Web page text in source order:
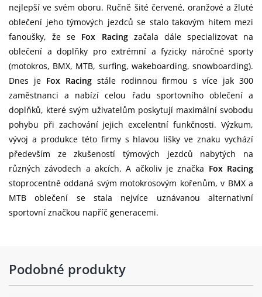
nejlepší ve svém oboru. Ručně šité červené, oranžové a žluté
oblečení jeho týmových jezdců se stalo takovým hitem mezi
fanoušky, že se Fox Racingzačala dále specializovat na
oblečení a doplňky pro extrémní a fyzicky náročné sporty
(motokros, BMX, MTB, surfing, wakeboarding, snowboarding).
Dnes je Fox Racingstále rodinnou firmou s více jak 300
zaměstnanci a nabízí celou řadu sportovního oblečení a
doplňků, které svým uživatelům poskytují maximální svobodu
pohybu při zachování jejich excelentní funkčnosti. Výzkum,
vývoj a produkce této firmy s hlavou lišky ve znaku vychází
především ze zkušeností týmových jezdců nabytých na
různých závodech a akcích. A ačkoliv je značka Fox Racing
stoprocentně oddaná svým motokrosovým kořenům, v BMX a
MTB oblečení se stala nejvíce uznávanou alternativní
sportovní značkou napříč generacemi.
Podobné produkty